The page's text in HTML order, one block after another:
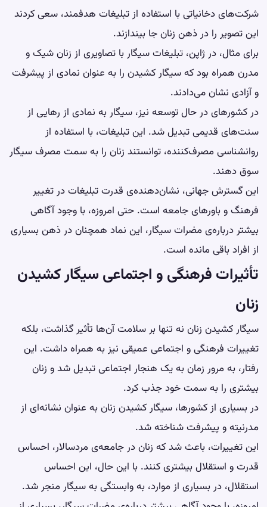
شرکت‌های دخانیاتی با استفاده از تبلیغات هدفمند، سعی کردند
این تصویر را در ذهن زنان جا بیندازند.
برای مثال، در ژاپن، تبلیغات سیگار با تصاویری از زنان شیک و
مدرن همراه بود که سیگار کشیدن را به عنوان نمادی از پیشرفت
و آزادی نشان می‌دادند.
در کشورهای در حال توسعه نیز، سیگار به نمادی از رهایی از
سنت‌های قدیمی تبدیل شد. این تبلیغات، با استفاده از
روانشناسی مصرف‌کننده، توانستند زنان را به سمت مصرف سیگار
سوق دهند.
این گسترش جهانی، نشان‌دهنده‌ی قدرت تبلیغات در تغییر
فرهنگ و باورهای جامعه است. حتی امروزه، با وجود آگاهی
بیشتر درباره‌ی مضرات سیگار، این نماد همچنان در ذهن بسیاری
از افراد باقی مانده است.
تأثیرات فرهنگی و اجتماعی سیگار کشیدن
زنان
سیگار کشیدن زنان نه تنها بر سلامت آن‌ها تأثیر گذاشت، بلکه
تغییرات فرهنگی و اجتماعی عمیقی نیز به همراه داشت. این
رفتار، به مرور زمان به یک هنجار اجتماعی تبدیل شد و زنان
بیشتری را به سمت خود جذب کرد.
در بسیاری از کشورها، سیگار کشیدن زنان به عنوان نشانه‌ای از
مدرنیته و پیشرفت شناخته شد.
این تغییرات، باعث شد که زنان در جامعه‌ی مردسالار، احساس
قدرت و استقلال بیشتری کنند. با این حال، این احساس
استقلال، در بسیاری از موارد، به وابستگی به سیگار منجر شد.